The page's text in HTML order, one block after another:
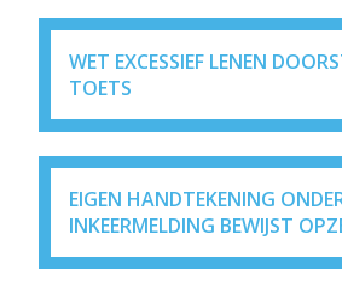
WET EXCESSIEF LENEN
TOETS
EIGEN HANDTEKENING
INKEERMELDING BEWIJST